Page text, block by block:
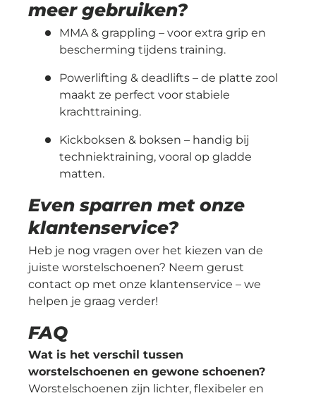
meer gebruiken?
MMA & grappling – voor extra grip en
bescherming tijdens training.
Powerlifting & deadlifts – de platte zool
maakt ze perfect voor stabiele
krachttraining.
Kickboksen & boksen – handig bij
techniektraining, vooral op gladde
matten.
Even sparren met onze
klantenservice?
Heb je nog vragen over het kiezen van de
juiste worstelschoenen? Neem gerust
contact op met onze klantenservice – we
helpen je graag verder!
FAQ
Wat is het verschil tussen
worstelschoenen en gewone schoenen?
Worstelschoenen zijn lichter, flexibeler en